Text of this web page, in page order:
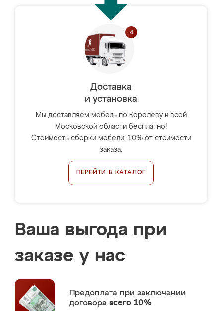
Доставка
и установка
Мы доставляем мебель по Королёву и всей
Московской области бесплатно!
Стоимость сборки мебели: 10% от стоимости
заказа.
ПЕРЕЙТИ В КАТАЛОГ
Ваша выгода при
заказе у нас
Предоплата при заключении
договора всего 10%